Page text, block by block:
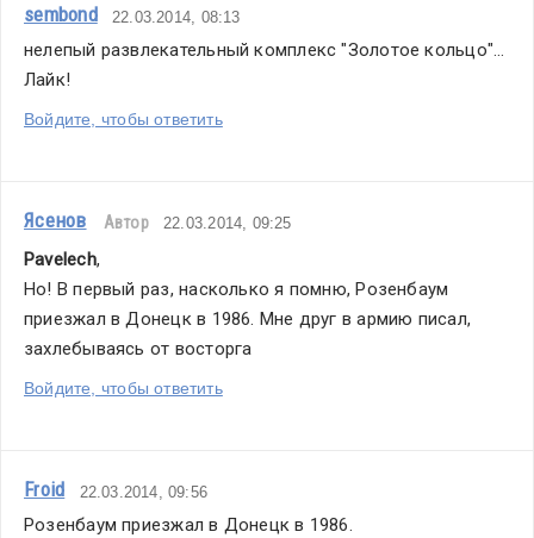
sembond 22.03.2014, 08:13
нелепый развлекательный комплекс "Золотое кольцо"…
Лайк!
Войдите, чтобы ответить
Ясенов Автор 22.03.2014, 09:25
Pavelech,
Но! В первый раз, насколько я помню, Розенбаум
приезжал в Донецк в 1986. Мне друг в армию писал,
захлебываясь от восторга
Войдите, чтобы ответить
Froid 22.03.2014, 09:56
Розенбаум приезжал в Донецк в 1986.